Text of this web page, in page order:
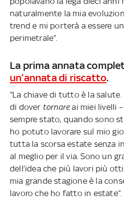
naturalmente la mia
trend e mi porterà a essere
perimetrale”.
La prima annata
un’annata di riscatto.
“La chiave di tutto è la
di dover tornareai miei livelli
sempre stato, quando sono
ho potuto lavorare sul mio
tutta la scorsa estate senza
al meglio per il via. Sono un
dell’idea che più lavori più
mia grande stagione è la
lavoro che ho fatto in estate”.